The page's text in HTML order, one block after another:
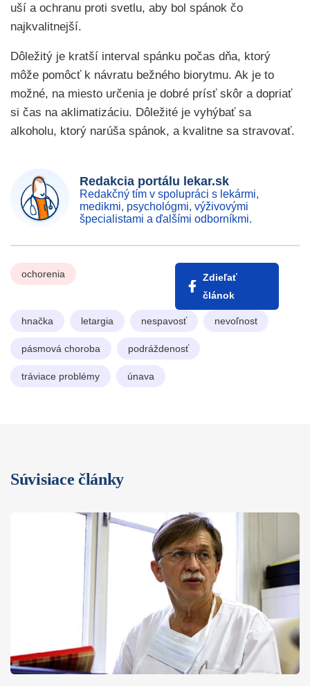
uší a ochranu proti svetlu, aby bol spánok čo
najkvalitnejší.
Dôležitý je kratší interval spánku počas dňa, ktorý
môže pomôcť k návratu bežného biorytmu. Ak je to
možné, na miesto určenia je dobré prísť skôr a dopriať
si čas na aklimatizáciu. Dôležité je vyhýbať sa
alkoholu, ktorý narúša spánok, a kvalitne sa stravovať.
Redakcia portálu lekar.sk
Redakčný tím v spolupráci s lekármi,
medikmi, psychológmi, výživovými
špecialistami a ďalšími odborníkmi.
ochorenia
Zdieľať
článok
hnačka letargia nespavosť nevoľnost
pásmová choroba podráždenosť
tráviace problémy únava
Súvisiace články